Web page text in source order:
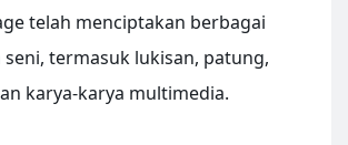
telah menciptakan berbagai
seni, termasuk lukisan, patung,
karya-karya multimedia.